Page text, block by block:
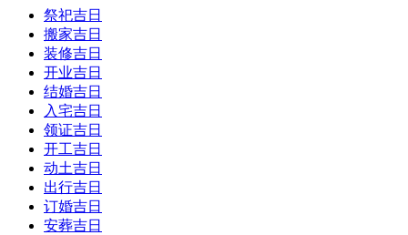
祭祀吉日
搬家吉日
装修吉日
开业吉日
结婚吉日
入宅吉日
领证吉日
开工吉日
动土吉日
出行吉日
订婚吉日
安葬吉日